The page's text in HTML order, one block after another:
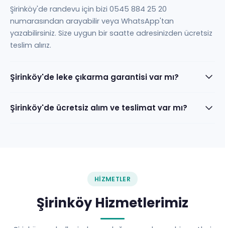
Şirinköy'de randevu için bizi 0545 884 25 20
numarasından arayabilir veya WhatsApp'tan
yazabilirsiniz. Size uygun bir saatte adresinizden ücretsiz
teslim alırız.
Şirinköy'de leke çıkarma garantisi var mı?
Şirinköy'de ücretsiz alım ve teslimat var mı?
HIZMETLER
Şirinköy Hizmetlerimiz